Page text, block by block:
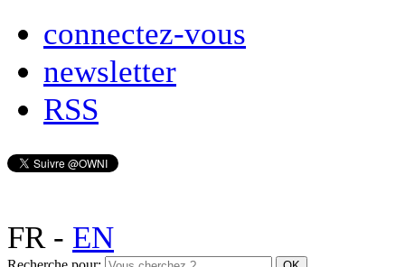
connectez-vous
newsletter
RSS
FR- EN